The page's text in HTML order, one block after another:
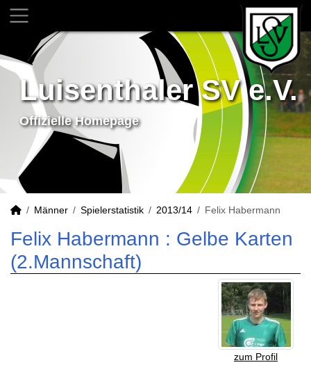
Luisenthaler SV e.V.
Offizielle Homepage
Männer Spielerstatistik 2013/14 Felix Habermann
Felix Habermann : Gelbe Karten
(2.Mannschaft)
zum Profil